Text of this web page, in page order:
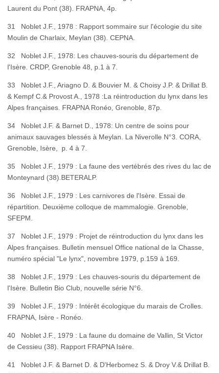
Laurent du Pont (38). FRAPNA, 4p.
31 Noblet J.F., 1978 : Rapport sommaire sur l'écologie du site
Moulin de Charlaix, Meylan (38). CEPNA.
32 Noblet J.F., 1978: Les chauves-souris du département de
l'Isère. CRDP, Grenoble 48, p.1 à 7.
33 Noblet J.F., Ariagno D. & Bouvier M. & Choisy J.P. & Drillat B.
& Kempf C.& Provost A., 1978 :La réintroduction du lynx dans les
Alpes françaises. FRAPNA Ronéo, Grenoble, 87p.
34 Noblet J.F. & Barnet D., 1978: Un centre de soins pour
animaux sauvages blessés à Meylan. La Niverolle N°3. CORA,
Grenoble, Isère, p. 4 à 7.
35 Noblet J.F., 1979 : La faune des vertébrés des rives du lac de
Monteynard (38).BETERALP.
36 Noblet J.F., 1979 : Les carnivores de l'Isère. Essai de
répartition. Deuxième colloque de mammalogie. Grenoble,
37 Noblet J.F., 1979 : Projet de réintroduction du lynx dans les
Alpes françaises. Bulletin mensuel Office national de la Chasse,
numéro spécial "Le lynx", novembre 1979, p.159 à 169.
38 Noblet J.F., 1979 : Les chauves-souris du département de
l'Isère. Bulletin Bio Club, nouvelle série N°6.
39 Noblet J.F., 1979 : Intérêt écologique du marais de Crolles.
FRAPNA, Isère - Ronéo.
40 Noblet J.F., 1979 : La faune du domaine de Vallin, St Victor
de Cessieu (38). Rapport FRAPNA Isère.
41 Noblet J.F. & Barnet D. & D'Herbomez S. & Droy V.& Drillat B.